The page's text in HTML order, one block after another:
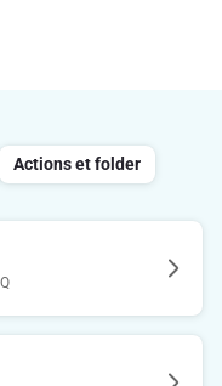
Actions et folder